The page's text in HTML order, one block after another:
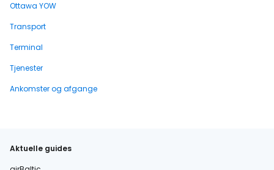
Ottawa YOW
Transport
Terminal
Tjenester
Ankomster og afgange
Aktuelle guides